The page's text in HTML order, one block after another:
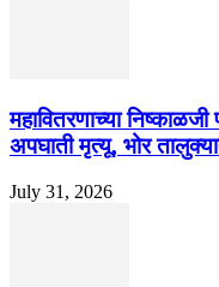
महावितरणाच्या
अपघाती मृत्यू, भोर
July 31, 2026